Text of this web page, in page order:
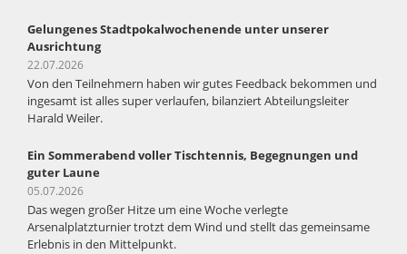
Gelungenes Stadtpokalwochenende unter unserer
Ausrichtung
22.07.2026
Von den Teilnehmern haben wir gutes Feedback bekommen und
ingesamt ist alles super verlaufen, bilanziert Abteilungsleiter
Harald Weiler.
Ein Sommerabend voller Tischtennis, Begegnungen und
guter Laune
05.07.2026
Das wegen großer Hitze um eine Woche verlegte
Arsenalplatzturnier trotzt dem Wind und stellt das gemeinsame
Erlebnis in den Mittelpunkt.